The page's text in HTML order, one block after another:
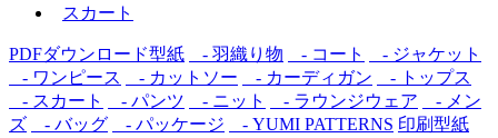
スカート
PDFダウンロード型紙 - 羽織り物 - コート
- ジャケット
- ワンピース
- カットソー - カーディガン
- トップス
- スカート
- パンツ - ニット - ラウンジウェア
- メン
ズ
- バッグ - パッケージ - YUMI PATTERNS 印刷型紙